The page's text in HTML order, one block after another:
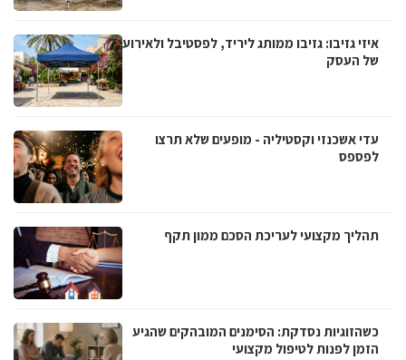
איזי גזיבו: גזיבו ממותג ליריד, לפסטיבל ולאירוע
של העסק
עדי אשכנזי וקסטיליה - מופעים שלא תרצו
לפספס
תהליך מקצועי לעריכת הסכם ממון תקף
כשהזוגיות נסדקת: הסימנים המובהקים שהגיע
הזמן לפנות לטיפול מקצועי